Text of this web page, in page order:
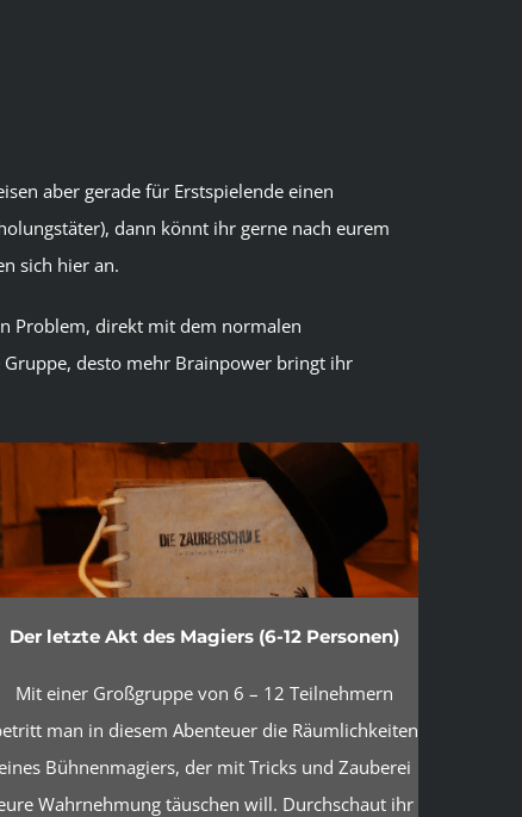
aber gerade für Erstspielende einen
dann könnt ihr gerne nach eurem
sich hier an.
Problem, direkt mit dem normalen
Gruppe, desto mehr Brainpower bringt ihr
Der letzte Akt des Magiers (6-12 Personen)
Mit einer Großgruppe von 6 – 12 Teilnehmern
man in diesem Abenteuer die Räumlichkeiten
eines Bühnenmagiers, der mit Tricks und Zauberei
Wahrnehmung täuschen will. Durchschaut ihr